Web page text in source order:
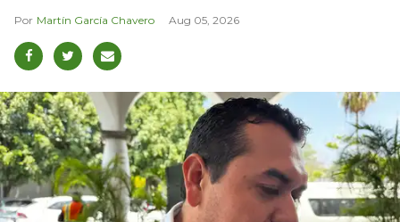
Martín García Chavero Aug 05, 2026